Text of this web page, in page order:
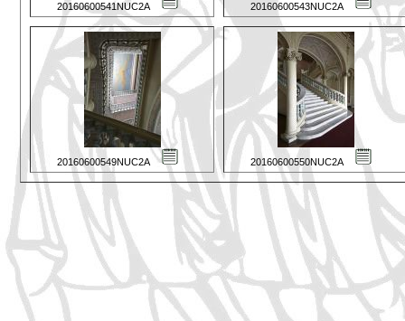
20160600541NUC2A 20160600543NUC2A
20160600549NUC2A 20160600550NUC2A